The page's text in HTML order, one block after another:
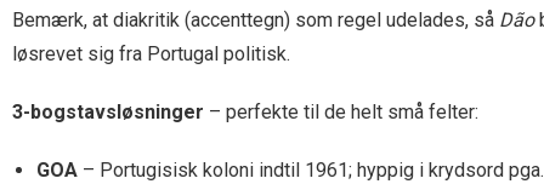
Bemærk, at diakritik (accenttegn) som regel udelades, så Dão
løsrevet sig fra Portugal politisk.
3-bogstavsløsninger – perfekte til de helt små felter:
GOA – Portugisisk koloni indtil 1961; hyppig i krydsord